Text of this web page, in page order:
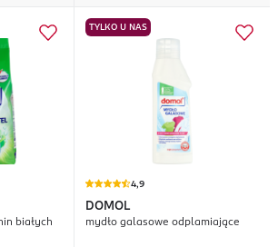
białych
TYLKO U NAS
4,9
DOMOL
mydło galasowe odplamiające